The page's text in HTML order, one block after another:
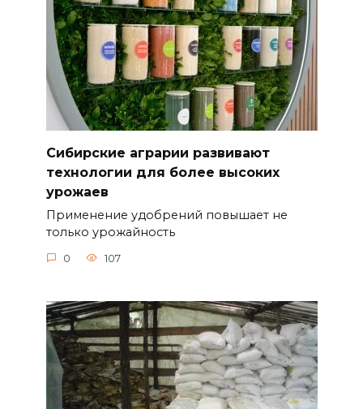
Сибирские аграрии развивают
технологии для более высоких
урожаев
Применение удобрений повышает не
только урожайность
0 107